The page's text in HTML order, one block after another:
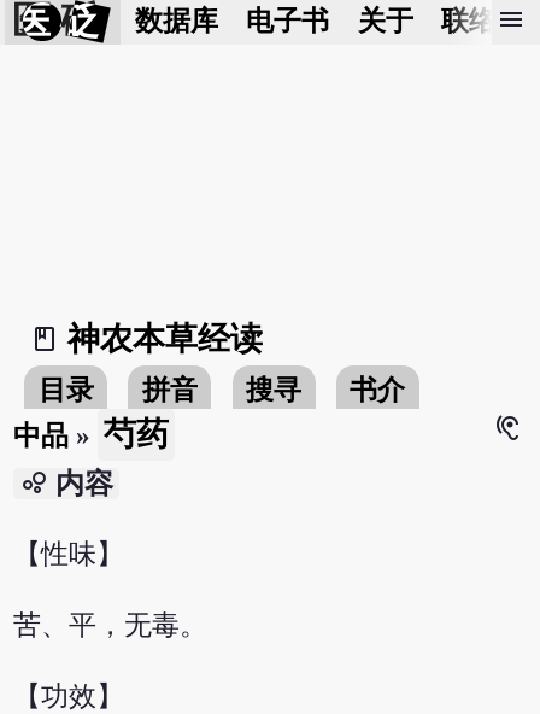
医 砭 数据库 电子书 关于 联络我
menu
book_2
神农本草经读
目录 拼音 搜寻
书介
中品 » 芍药
hearing
bubble_chart 内容
【性味】
苦、平，无毒。
【功效】